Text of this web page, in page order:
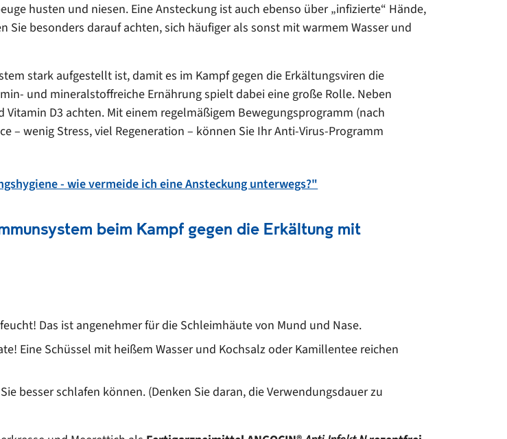
husten und niesen. Eine Ansteckung ist auch ebenso über „infizierte“ Hände,
besonders darauf achten, sich häufiger als sonst mit warmem Wasser und
stark aufgestellt ist, damit es im Kampf gegen die Erkältungsviren die
und mineralstoffreiche Ernährung spielt dabei eine große Rolle. Neben
D3 achten. Mit einem regelmäßigem Bewegungsprogramm (nach
– wenig Stress, viel Regeneration – können Sie Ihr Anti-Virus-Programm
- wie vermeide ich eine Ansteckung unterwegs?"
beim Kampf gegen die Erkältung mit
Das ist angenehmer für die Schleimhäute von Mund und Nase.
Eine Schüssel mit heißem Wasser und Kochsalz oder Kamillentee reichen
besser schlafen können. (Denken Sie daran, die Verwendungsdauer zu